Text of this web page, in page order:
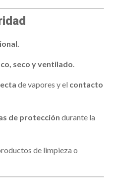
seco y ventilado.
de vapores y el contacto
de protección durante la
de limpieza o